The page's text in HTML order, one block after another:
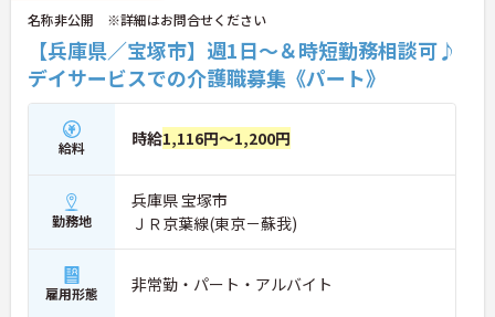
名称非公開 ※詳細はお問合せください
【兵庫県／宝塚市】週1日～＆時短勤務相談可♪
デイサービスでの介護職募集《パート》
給料 時給1,116円～1,200円
勤務地
兵庫県 宝塚市
ＪＲ京葉線(東京－蘇我)
雇用形態 非常勤・パート・アルバイト